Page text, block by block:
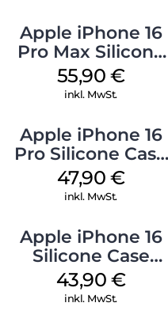
Apple iPhone 16
Pro Max Silicone
Case MagSafe
Stone Gray
55,90 €
inkl. MwSt.
Apple iPhone 16
Pro Silicone Case
MagSafe Denim
47,90 €
inkl. MwSt.
Apple iPhone 16
Silicone Case
MagSafe Plum
43,90 €
inkl. MwSt.